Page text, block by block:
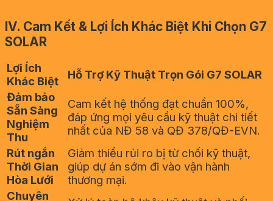
IV. Cam Kết & Lợi Ích Khác Biệt Khi Chọn G7
SOLAR
Lợi Ích
Khác Biệt
Hỗ Trợ Kỹ Thuật Trọn Gói G7 SOLAR
Đảm bảo
Sẵn Sàng
Nghiệm
Thu
Cam kết hệ thống đạt chuẩn 100%,
đáp ứng mọi yêu cầu kỹ thuật chi tiết
nhất của NĐ 58 và QĐ 378/QĐ-EVN.
Rút ngắn
Thời Gian
Hòa Lưới
Giảm thiểu rủi ro bị từ chối kỹ thuật,
giúp dự án sớm đi vào vận hành
thương mại.
Chuyên